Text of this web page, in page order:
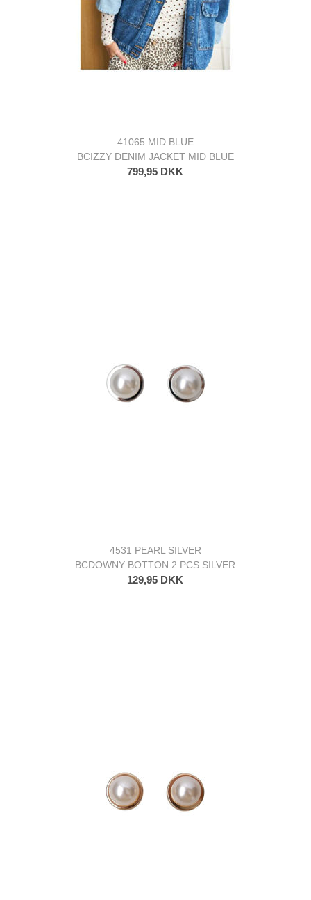
41065 MID BLUE
BCIZZY DENIM JACKET MID BLUE
799,95 DKK
4531 PEARL SILVER
BCDOWNY BOTTON 2 PCS SILVER
129,95 DKK